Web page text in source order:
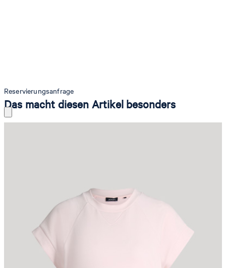
Reservierungsanfrage
Das macht diesen Artikel besonders
das Shirt durch den Modal-Mix.